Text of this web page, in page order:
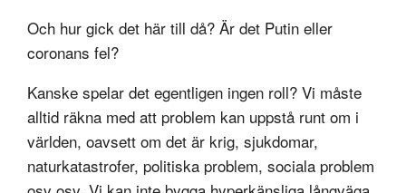
Och hur gick det här till då? Är det Putin eller
coronans fel?
Kanske spelar det egentligen ingen roll? Vi måste
alltid räkna med att problem kan uppstå runt om i
världen, oavsett om det är krig, sjukdomar,
naturkatastrofer, politiska problem, sociala problem